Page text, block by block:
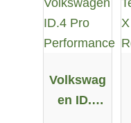
Volkswag
en ID.4